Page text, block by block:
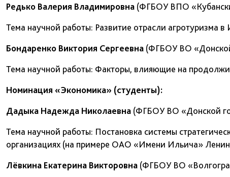
Редько Валерия Владимировна (ФГБОУ ВПО
Тема научной работы: Развитие отрасли агротуризма
Бондаренко Виктория Сергеевна (ФГБОУ ВО «Донской
Тема научной работы: Факторы, влияющие на
Номинация «Экономика» (студенты):
Дадыка Надежда Николаевна (ФГБОУ ВО «Донской
Тема научной работы: Постановка системы
организациях (на примере ОАО «Имени Ильича»
Лёвкина Екатерина Викторовна (ФГБОУ ВО